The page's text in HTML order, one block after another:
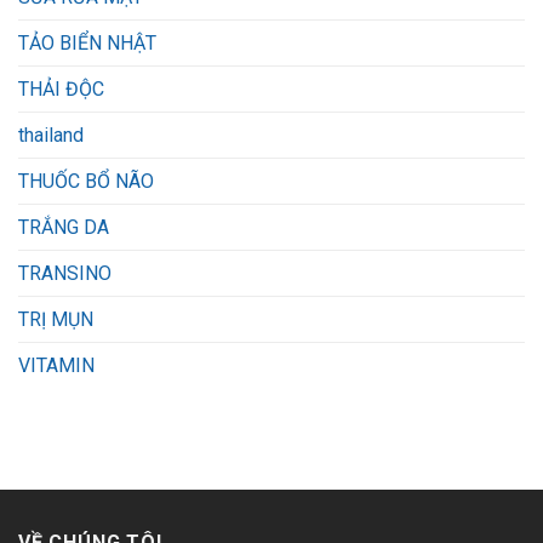
TẢO BIỂN NHẬT
THẢI ĐỘC
thailand
THUỐC BỔ NÃO
TRẮNG DA
TRANSINO
TRỊ MỤN
VITAMIN